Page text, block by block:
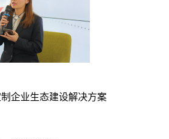
企业生态建设解决方案